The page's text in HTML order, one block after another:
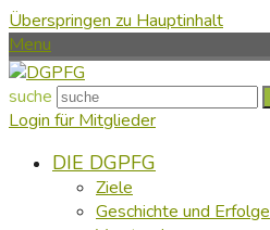
Überspringen zu Hauptinhalt
Menu
suche
Login für Mitglieder
DIE DGPFG
Ziele
Geschichte und Erfolge